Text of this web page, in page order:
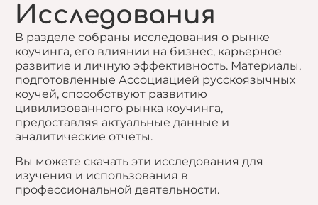
Исследования
В разделе собраны исследования о рынке
коучинга, его влиянии на бизнес, карьерное
развитие и личную эффективность. Материалы,
подготовленные Ассоциацией русскоязычных
коучей, способствуют развитию
цивилизованного рынка коучинга,
предоставляя актуальные данные и
аналитические отчёты.
Вы можете скачать эти исследования для
изучения и использования в
профессиональной деятельности.